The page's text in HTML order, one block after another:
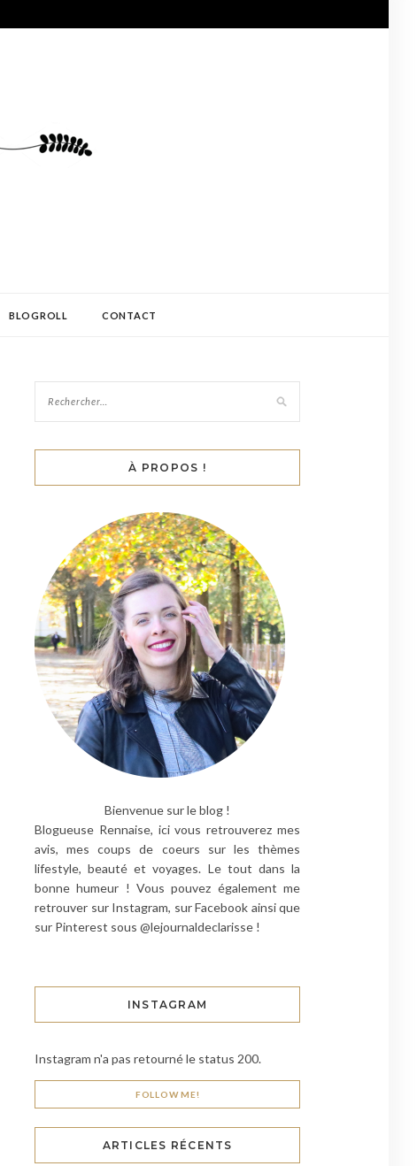
BLOGROLL CONTACT
À PROPOS !
Bienvenue sur le blog !
Blogueuse Rennaise, ici vous retrouverez mes
avis, mes coups de coeurs sur les thèmes
lifestyle, beauté et voyages. Le tout dans la
bonne humeur ! Vous pouvez également me
retrouver sur Instagram, sur Facebook ainsi que
sur Pinterest sous @lejournaldeclarisse !
INSTAGRAM
Instagram n'a pas retourné le status 200.
FOLLOW ME!
ARTICLES RÉCENTS